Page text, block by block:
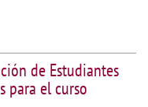
de Estudiantes
para el curso